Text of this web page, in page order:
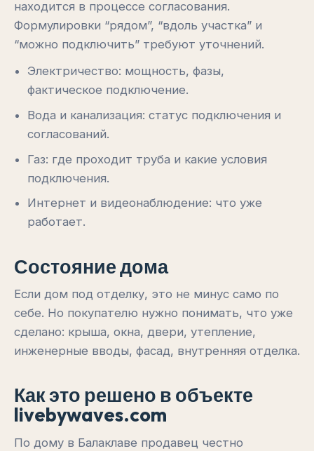
находится в процессе согласования.
Формулировки “рядом”, “вдоль участка” и
“можно подключить” требуют уточнений.
Электричество: мощность, фазы,
фактическое подключение.
Вода и канализация: статус подключения и
согласований.
Газ: где проходит труба и какие условия
подключения.
Интернет и видеонаблюдение: что уже
работает.
Состояние дома
Если дом под отделку, это не минус само по
себе. Но покупателю нужно понимать, что уже
сделано: крыша, окна, двери, утепление,
инженерные вводы, фасад, внутренняя отделка.
Как это решено в объекте
livebywaves.com
По дому в Балаклаве продавец честно